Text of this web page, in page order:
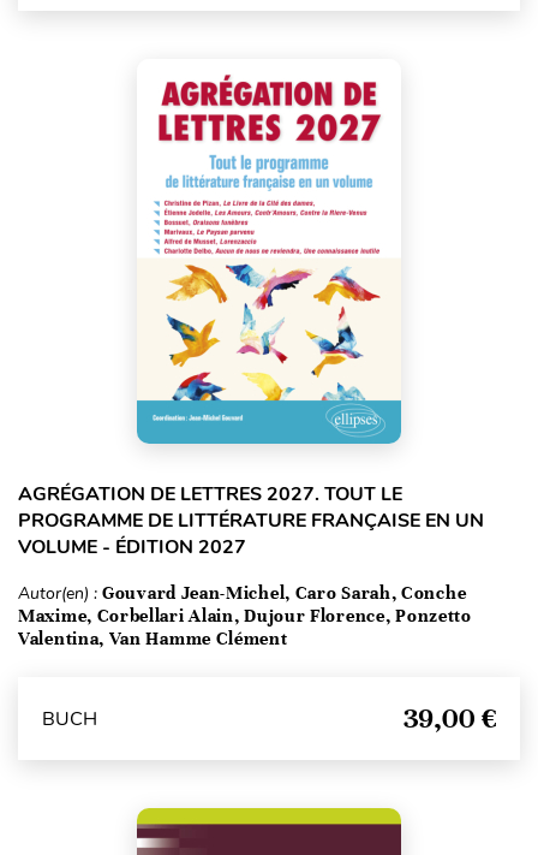
AGRÉGATION DE LETTRES 2027. TOUT LE
PROGRAMME DE LITTÉRATURE FRANÇAISE EN UN
VOLUME - ÉDITION 2027
Autor(en) : Gouvard Jean-Michel, Caro Sarah, Conche
Maxime, Corbellari Alain, Dujour Florence, Ponzetto
Valentina, Van Hamme Clément
BUCH 39,00 €